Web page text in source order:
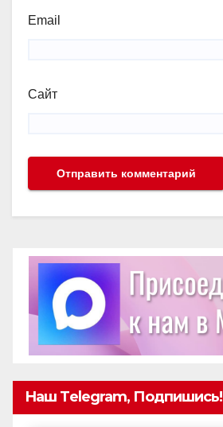
Email
Сайт
Наш Telegram, Подпишись!